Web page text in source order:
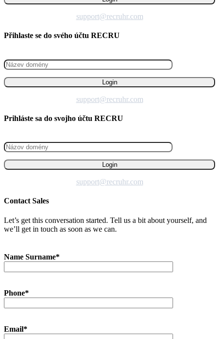
support@recruhr.com
Přihlaste se do svého účtu RECRU
support@recruhr.com
Prihláste sa do svojho účtu RECRU
support@recruhr.com
Contact Sales
Let’s get this conversation started. Tell us a bit about yourself, and
we’ll get in touch as soon as we can.
Name Surname*
Phone*
Email*